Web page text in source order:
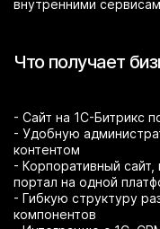
внутренними
Что получает
- Сайт на 1С-Битрикс
- Удобную
контентом
- Корпоративный сайт,
портал на одной
- Гибкую структуру
компонентов